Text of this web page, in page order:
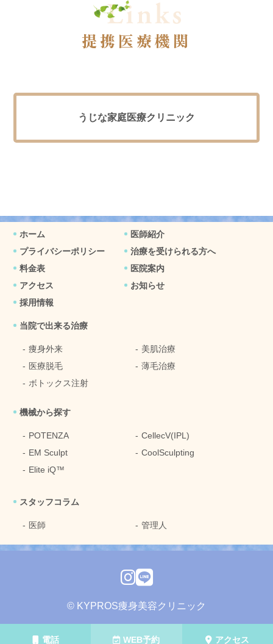
電話 WEB予約 アクセス
提携医療機関
うじな家庭医療クリニック
ホーム
医師紹介
プライバシーポリシー
治療を受けられる方へ
料金表
医院案内
アクセス
お知らせ
採用情報
当院で出来る治療
痩身外来
美肌治療
医療脱毛
薄毛治療
ボトックス注射
機械から探す
POTENZA
CellecV(IPL)
EM Sculpt
CoolSculpting
Elite iQ™
スタッフコラム
医師 管理人
© KYPROS痩身美容クリニック